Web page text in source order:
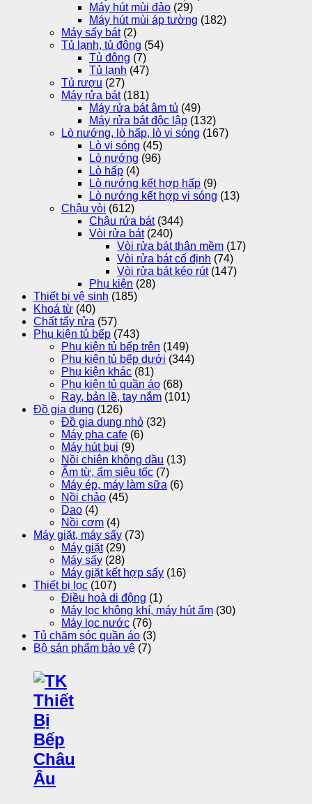
Máy hút mùi đảo (29)
Máy hút mùi áp tường (182)
Máy sấy bát (2)
Tủ lạnh, tủ đông (54)
Tủ đông (7)
Tủ lạnh (47)
Tủ rượu (27)
Máy rửa bát (181)
Máy rửa bát âm tủ (49)
Máy rửa bát độc lập (132)
Lò nướng, lò hấp, lò vi sóng (167)
Lò vi sóng (45)
Lò nướng (96)
Lò hấp (4)
Lò nướng kết hợp hấp (9)
Lò nướng kết hợp vi sóng (13)
Chậu vòi (612)
Chậu rửa bát (344)
Vòi rửa bát (240)
Vòi rửa bát thân mềm (17)
Vòi rửa bát cố định (74)
Vòi rửa bát kéo rút (147)
Phụ kiện (28)
Thiết bị vệ sinh (185)
Khoá từ (40)
Chất tẩy rửa (57)
Phụ kiện tủ bếp (743)
Phụ kiện tủ bếp trên (149)
Phụ kiện tủ bếp dưới (344)
Phụ kiện khác (81)
Phụ kiện tủ quần áo (68)
Ray, bản lề, tay nắm (101)
Đồ gia dụng (126)
Đồ gia dụng nhỏ (32)
Máy pha cafe (6)
Máy hút bụi (9)
Nồi chiên không dầu (13)
Ấm từ, ấm siêu tốc (7)
Máy ép, máy làm sữa (6)
Nồi chảo (45)
Dao (4)
Nồi cơm (4)
Máy giặt, máy sấy (73)
Máy giặt (29)
Máy sấy (28)
Máy giặt kết hợp sấy (16)
Thiết bị lọc (107)
Điều hoà di động (1)
Máy lọc không khí, máy hút ẩm (30)
Máy lọc nước (76)
Tủ chăm sóc quần áo (3)
Bộ sản phẩm bảo vệ (7)